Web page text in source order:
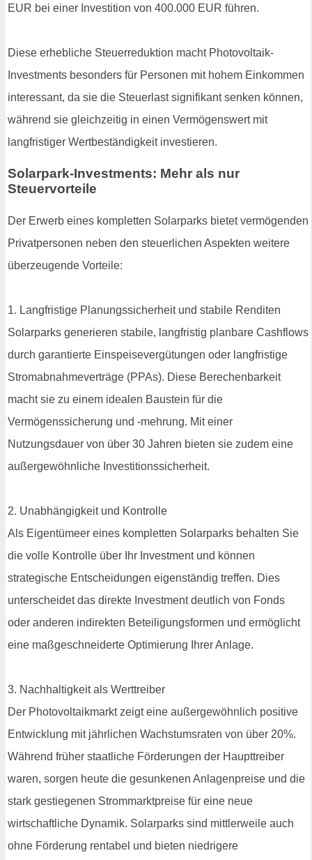
EUR bei einer Investition von 400.000 EUR führen.
Diese erhebliche Steuerreduktion macht Photovoltaik-
Investments besonders für Personen mit hohem Einkommen
interessant, da sie die Steuerlast signifikant senken können,
während sie gleichzeitig in einen Vermögenswert mit
langfristiger Wertbeständigkeit investieren.
Solarpark-Investments: Mehr als nur
Steuervorteile
Der Erwerb eines kompletten Solarparks bietet vermögenden
Privatpersonen neben den steuerlichen Aspekten weitere
überzeugende Vorteile:
1. Langfristige Planungssicherheit und stabile Renditen
Solarparks generieren stabile, langfristig planbare Cashflows
durch garantierte Einspeisevergütungen oder langfristige
Stromabnahmeverträge (PPAs). Diese Berechenbarkeit
macht sie zu einem idealen Baustein für die
Vermögenssicherung und -mehrung. Mit einer
Nutzungsdauer von über 30 Jahren bieten sie zudem eine
außergewöhnliche Investitionssicherheit.
2. Unabhängigkeit und Kontrolle
Als Eigentümeer eines kompletten Solarparks behalten Sie
die volle Kontrolle über Ihr Investment und können
strategische Entscheidungen eigenständig treffen. Dies
unterscheidet das direkte Investment deutlich von Fonds
oder anderen indirekten Beteiligungsformen und ermöglicht
eine maßgeschneiderte Optimierung Ihrer Anlage.
3. Nachhaltigkeit als Werttreiber
Der Photovoltaikmarkt zeigt eine außergewöhnlich positive
Entwicklung mit jährlichen Wachstumsraten von über 20%.
Während früher staatliche Förderungen der Haupttreiber
waren, sorgen heute die gesunkenen Anlagenpreise und die
stark gestiegenen Strommarktpreise für eine neue
wirtschaftliche Dynamik. Solarparks sind mittlerweile auch
ohne Förderung rentabel und bieten niedrigere